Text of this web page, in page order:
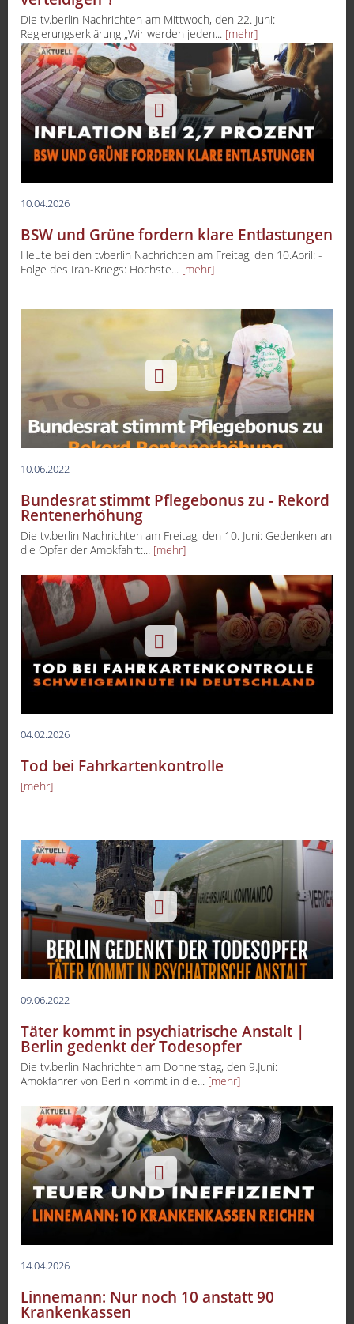
Die tv.berlin Nachrichten am Mittwoch, den 22. Juni: -
Regierungserklärung „Wir werden jeden... [mehr]
10.04.2026
BSW und Grüne fordern klare Entlastungen
Heute bei den tvberlin Nachrichten am Freitag, den 10.April: -
Folge des Iran-Kriegs: Höchste... [mehr]
10.06.2022
Bundesrat stimmt Pflegebonus zu - Rekord
Rentenerhöhung
Die tv.berlin Nachrichten am Freitag, den 10. Juni: Gedenken an
die Opfer der Amokfahrt:... [mehr]
04.02.2026
Tod bei Fahrkartenkontrolle
[mehr]
09.06.2022
Täter kommt in psychiatrische Anstalt |
Berlin gedenkt der Todesopfer
Die tv.berlin Nachrichten am Donnerstag, den 9.Juni:
Amokfahrer von Berlin kommt in die... [mehr]
14.04.2026
Linnemann: Nur noch 10 anstatt 90
Krankenkassen